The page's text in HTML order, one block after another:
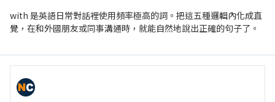
with 是英語日常對話裡使用頻率極高的詞。把這五種邏輯內化成直
覺，在和外國朋友或同事溝通時，就能自然地說出正確的句子了。